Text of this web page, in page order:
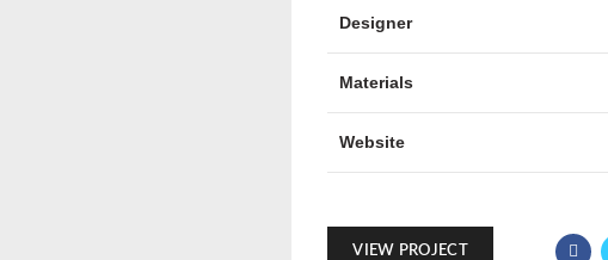
Designer
Materials
Website
VIEW PROJECT